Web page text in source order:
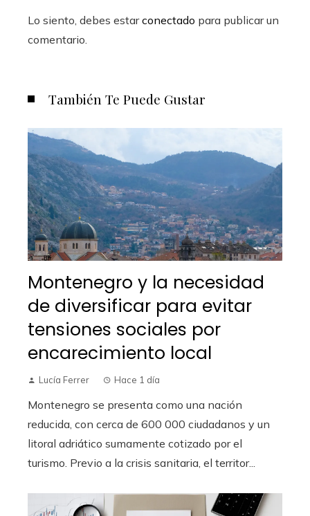
Lo siento, debes estarconectado para publicar un
comentario.
También Te Puede Gustar
Montenegro y la necesidad
de diversificar para evitar
tensiones sociales por
encarecimiento local
Lucía Ferrer Hace 1 día
Montenegro se presenta como una nación
reducida, con cerca de 600 000 ciudadanos y un
litoral adriático sumamente cotizado por el
turismo. Previo a la crisis sanitaria, el territor...